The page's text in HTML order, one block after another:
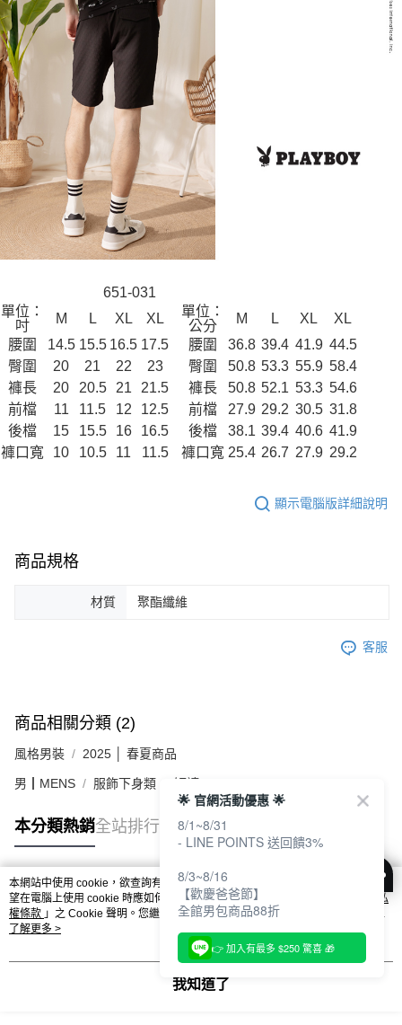
651-031
單位：
吋
M L XL XL
單位：
公分
M L XL
XL
腰圍
14.5 15.5 16.5 17.5 腰圍 36.8 39.4 41.9 44.5
臀圍
20 21 22 23 臀圍 50.8 53.3 55.9 58.4
褲長
20 20.5 21 21.5 褲長 50.8 52.1 53.3 54.6
前檔
11 11.5 12 12.5 前檔 27.9 29.2 30.5 31.8
後檔
15 15.5 16 16.5 後檔 38.1 39.4 40.6 41.9
褲口寬
10 10.5 11 11.5 褲口寬 25.4 26.7 27.9 29.2
顯示電腦版詳細說明
商品規格
材質 聚酯纖維
客服
商品相關分類 (2)
風格男裝 2025 │ 春夏商品
男┃MENS 服飾下身類 短褲
本分類熱銷全站排行
熱門標籤
本網站中使用 cookie，欲查詢有關本網站使用 cookie 方式之詳情，及若您不希
望在電腦上使用 cookie 時應如何變更電腦的 cookie 設定，請參閱本網站「
隱私
權條款 」之 Cookie 聲明。您繼續使用本網站即表示您同意本公司得按本網站使
用條款之 Cookie 聲明使用 cookie。
了解更多 >
我知道了
🌟 官網活動優惠 🌟
8/1~8/31
- LINE POINTS 送回饋3%
8/3~8/16
【歡慶爸爸節】
全館男包商品88折
👉 加入有最多 $250 驚喜 🎁